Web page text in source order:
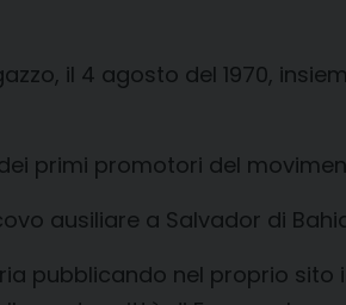
il 4 agosto del 1970,
primi promotori del
ausiliare a Salvador di
pubblicando nel proprio sito